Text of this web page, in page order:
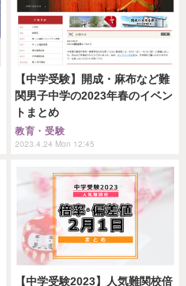
【中学受験】開成・麻布など難
関男子中学の2023年春のイベン
トまとめ
教育・受験
2023.4.24 Mon 12:45
【中学受験2023】人気難関校倍